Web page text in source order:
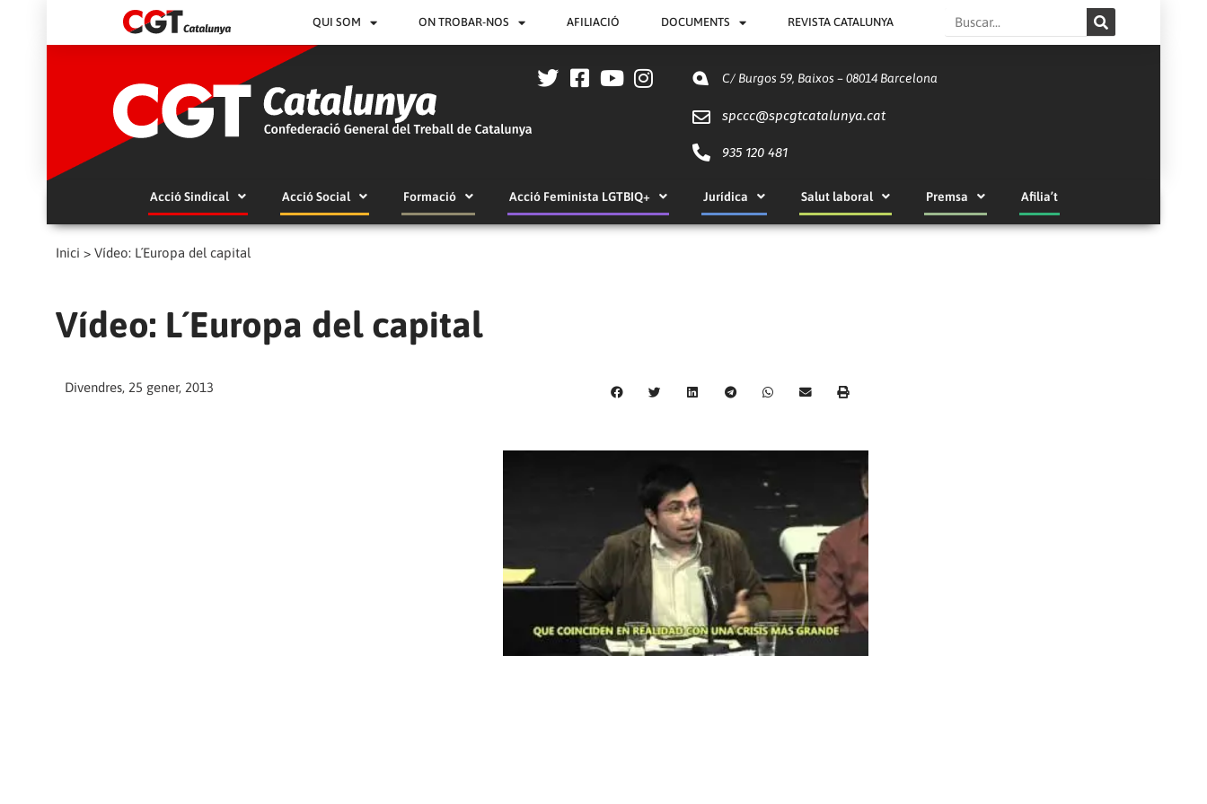
QUI SOM ON TROBAR-NOS AFILIACIÓ DOCUMENTS REVISTA CATALUNYA Search
C/ Burgos 59, Baixos – 08014 Barcelona
spccc@spcgtcatalunya.cat
935 120 481
Acció Sindical Acció Social Formació Acció Feminista LGTBIQ+ Jurídica Salut laboral Premsa Afilia’t
Inici > Vídeo: L´Europa del capital
Vídeo: L´Europa del capital
Divendres, 25 gener, 2013